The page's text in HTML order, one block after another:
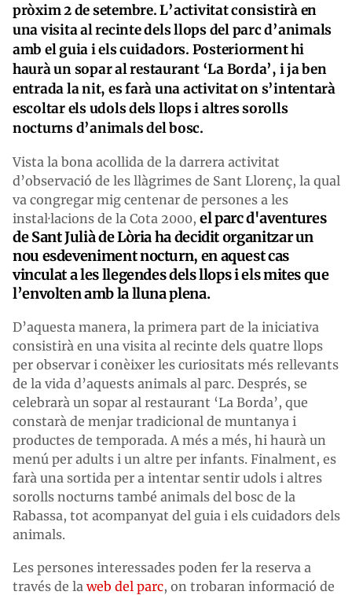
pròxim 2 de setembre. L’activitat consistirà en
una visita al recinte dels llops del parc d’animals
amb el guia i els cuidadors. Posteriorment hi
haurà un sopar al restaurant ‘La Borda’, i ja ben
entrada la nit, es farà una activitat on s’intentarà
escoltar els udols dels llops i altres sorolls
nocturns d’animals del bosc.
Vista la bona acollida de la darrera activitat
d’observació de les llàgrimes de Sant Llorenç, la qual
va congregar mig centenar de persones a les
instal·lacions de la Cota 2000, el parc d'aventures
de Sant Julià de Lòria ha decidit organitzar un
nou esdeveniment nocturn, en aquest cas
vinculat a les llegendes dels llops i els mites que
l’envolten amb la lluna plena.
D’aquesta manera, la primera part de la iniciativa
consistirà en una visita al recinte dels quatre llops
per observar i conèixer les curiositats més rellevants
de la vida d’aquests animals al parc. Després, se
celebrarà un sopar al restaurant ‘La Borda’, que
constarà de menjar tradicional de muntanya i
productes de temporada. A més a més, hi haurà un
menú per adults i un altre per infants. Finalment, es
farà una sortida per a intentar sentir udols i altres
sorolls nocturns també animals del bosc de la
Rabassa, tot acompanyat del guia i els cuidadors dels
animals.
Les persones interessades poden fer la reserva a
través de la web del parc, on trobaran informació de